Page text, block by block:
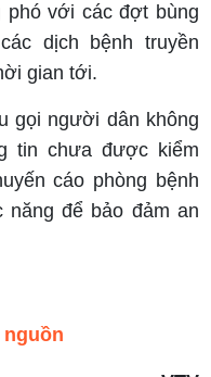
phó với các đợt bùng
dịch bệnh truyền
gian tới.
gọi người dân không
tin chưa được kiểm
cáo phòng bệnh
để bảo đảm an
nguồn